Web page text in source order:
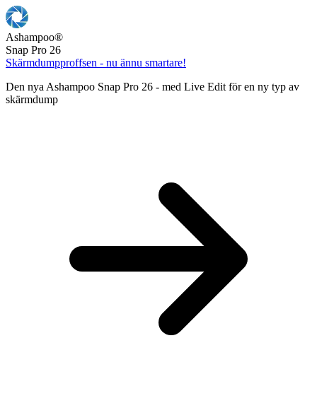
Ashampoo®
Snap Pro 26
Skärmdumpproffsen - nu ännu smartare!
Den nya Ashampoo Snap Pro 26 - med Live Edit för en ny typ av
skärmdump